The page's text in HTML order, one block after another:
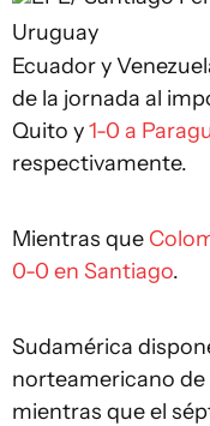
Uruguay
Ecuador y
de la jornada al
Quito y1-0 a
respectivamente.
Mientras que
0-0 en Santiago.
Sudamérica
norteamericano
mientras que el